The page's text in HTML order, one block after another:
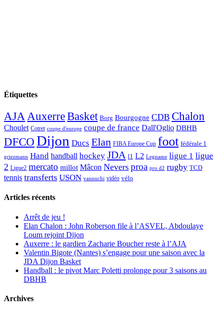
Étiquettes
AJA AuxerreBasket Borg Bourgogne CDB Chalon
Choulet Cotret coupe d'europe coupe de france Dall'Oglio DBHB
DFCODijon Ducs Elan FIBA Europe Cup foot fédérale 1
griezmann Hand handball hockey JDA l1 L2 Legname ligue 1 ligue
2 Ligue2 mercato millot Mâcon Nevers proa pro d2 rugby TCD
tennis transferts USON vannuchi vidéo vélo
Articles récents
Arrêt de jeu !
Elan Chalon : John Roberson file à l’ASVEL, Abdoulaye
Loum rejoint Dijon
Auxerre : le gardien Zacharie Boucher reste à l’AJA
Valentin Bigote (Nantes) s’engage pour une saison avec la
JDA Dijon Basket
Handball : le pivot Marc Poletti prolonge pour 3 saisons au
DBHB
Archives